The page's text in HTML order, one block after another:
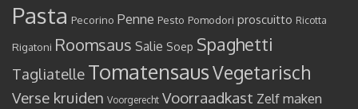
Pasta Pecorino Penne Pesto Pomodori proscuitto Ricotta
Rigatoni Roomsaus Salie Soep Spaghetti
Tagliatelle TomatensausVegetarisch
Verse kruiden Voorgerecht Voorraadkast Zelf maken